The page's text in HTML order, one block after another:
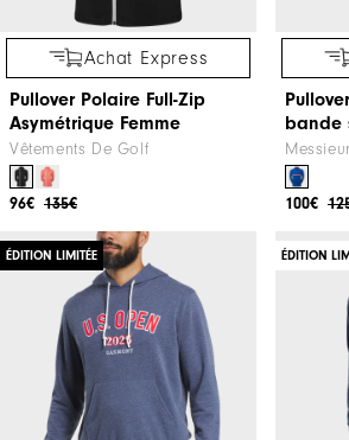
Achat Express
Pullover Polaire Full-Zip
Asymétrique Femme
Vêtements De Golf
135€
96€
bande
100€
ÉDITION LIMITÉE ÉDITION